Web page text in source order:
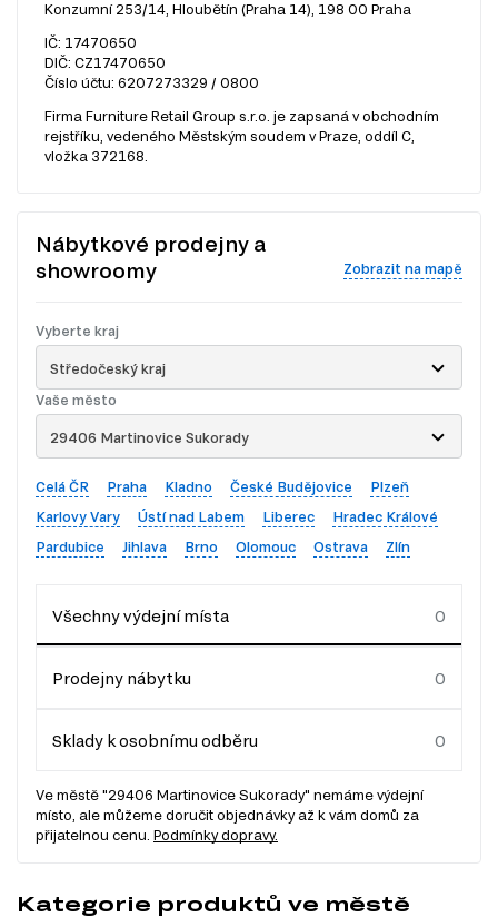
Konzumní 253/14, Hloubětín (Praha 14), 198 00 Praha
IČ: 17470650
DIČ: CZ17470650
Číslo účtu: 6207273329 / 0800
Firma Furniture Retail Group s.r.o. je zapsaná v obchodním
rejstříku, vedeného Městským soudem v Praze, oddíl C,
vložka 372168.
Nábytkové prodejny a
showroomy
Zobrazit na mapě
Vyberte kraj
Středočeský kraj
Vaše město
29406 Martinovice Sukorady
Celá ČR Praha Kladno České Budějovice
Plzeň
Karlovy Vary
Ústí nad Labem Liberec
Hradec Králové
Pardubice
Jihlava Brno Olomouc Ostrava Zlín
Všechny výdejní místa
Prodejny nábytku
Sklady k osobnímu odběru
Ve městě "29406 Martinovice Sukorady" nemáme výdejní
místo, ale můžeme doručit objednávky až k vám domů za
přijatelnou cenu. Podmínky dopravy.
Kategorie produktů ve městě